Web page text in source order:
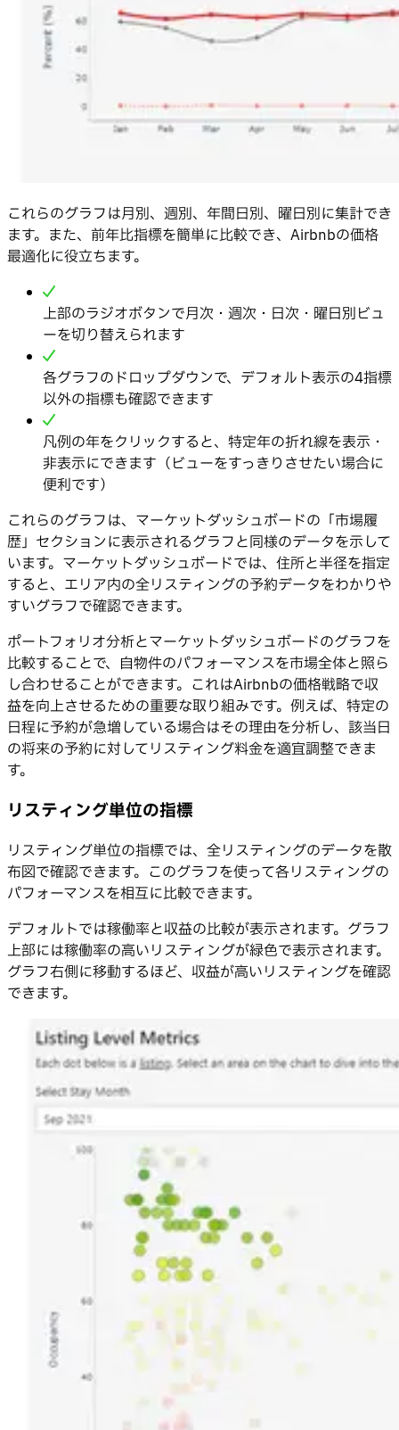
これらのグラフは月別、週別、年間日別、曜日別に集計でき
ます。また、前年比指標を簡単に比較でき、Airbnbの価格
最適化に役立ちます。
上部のラジオボタンで月次・週次・日次・曜日別ビュ
ーを切り替えられます
各グラフのドロップダウンで、デフォルト表示の4指標
以外の指標も確認できます
凡例の年をクリックすると、特定年の折れ線を表示・
非表示にできます（ビューをすっきりさせたい場合に
便利です）
これらのグラフは、マーケットダッシュボードの「市場履
歴」セクションに表示されるグラフと同様のデータを示して
います。マーケットダッシュボードでは、住所と半径を指定
すると、エリア内の全リスティングの予約データをわかりや
すいグラフで確認できます。
ポートフォリオ分析とマーケットダッシュボードのグラフを
比較することで、自物件のパフォーマンスを市場全体と照ら
し合わせることができます。これはAirbnbの価格戦略で収
益を向上させるための重要な取り組みです。例えば、特定の
日程に予約が急増している場合はその理由を分析し、該当日
の将来の予約に対してリスティング料金を適宜調整できま
す。
リスティング単位の指標
リスティング単位の指標では、全リスティングのデータを散
布図で確認できます。このグラフを使って各リスティングの
パフォーマンスを相互に比較できます。
デフォルトでは稼働率と収益の比較が表示されます。グラフ
上部には稼働率の高いリスティングが緑色で表示されます。
グラフ右側に移動するほど、収益が高いリスティングを確認
できます。